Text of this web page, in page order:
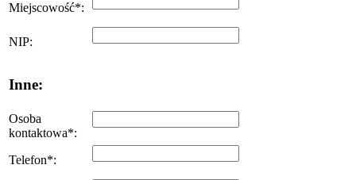
Miejscowość*:
NIP:
Inne:
Osoba
kontaktowa*:
Telefon*: